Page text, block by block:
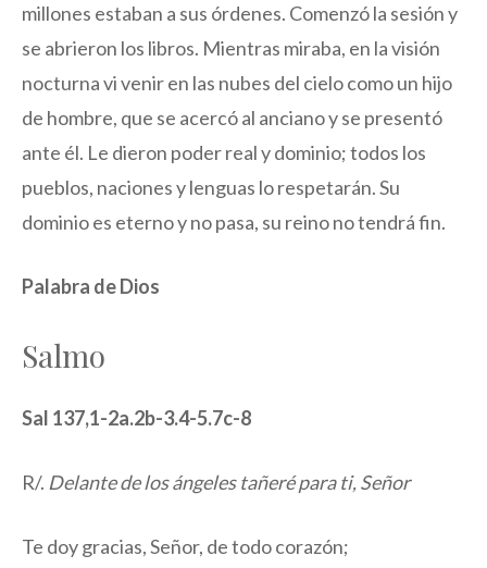
millones estaban a sus órdenes. Comenzó la sesión y
se abrieron los libros. Mientras miraba, en la visión
nocturna vi venir en las nubes del cielo como un hijo
de hombre, que se acercó al anciano y se presentó
ante él. Le dieron poder real y dominio; todos los
pueblos, naciones y lenguas lo respetarán. Su
dominio es eterno y no pasa, su reino no tendrá fin.
Palabra de Dios
Salmo
Sal 137,1-2a.2b-3.4-5.7c-8
R/. Delante de los ángeles tañeré para ti, Señor
Te doy gracias, Señor, de todo corazón;